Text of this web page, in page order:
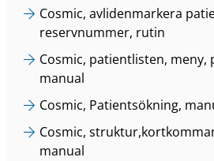
Cosmic, avlidenmarkera
reservnummer, rutin
Cosmic, patientlisten,
manual
Cosmic, Patientsökning,
Cosmic,
manual